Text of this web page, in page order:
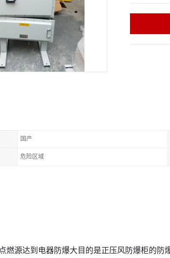
国产
危险区域
燃源达到电器防爆大目的是正压风防爆柜的防